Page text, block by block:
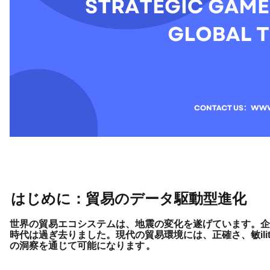
はじめに：貿易のデータ駆動型進化
世界の貿易エコシステムは、地震の変化を遂げています。
時代は過ぎ去りました。現代の貿易環境には、正確さ、敏
の洞察を通じて可能になります。